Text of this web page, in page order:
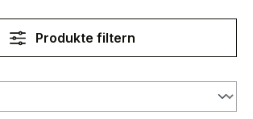
Produkte filtern